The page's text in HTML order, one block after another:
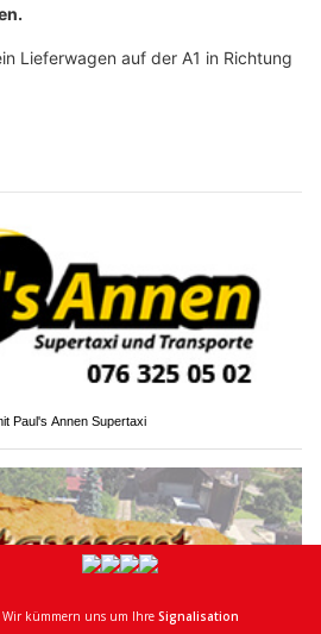
Lieferwagen auf der A1 in Richtung
Paul's Annen Supertaxi